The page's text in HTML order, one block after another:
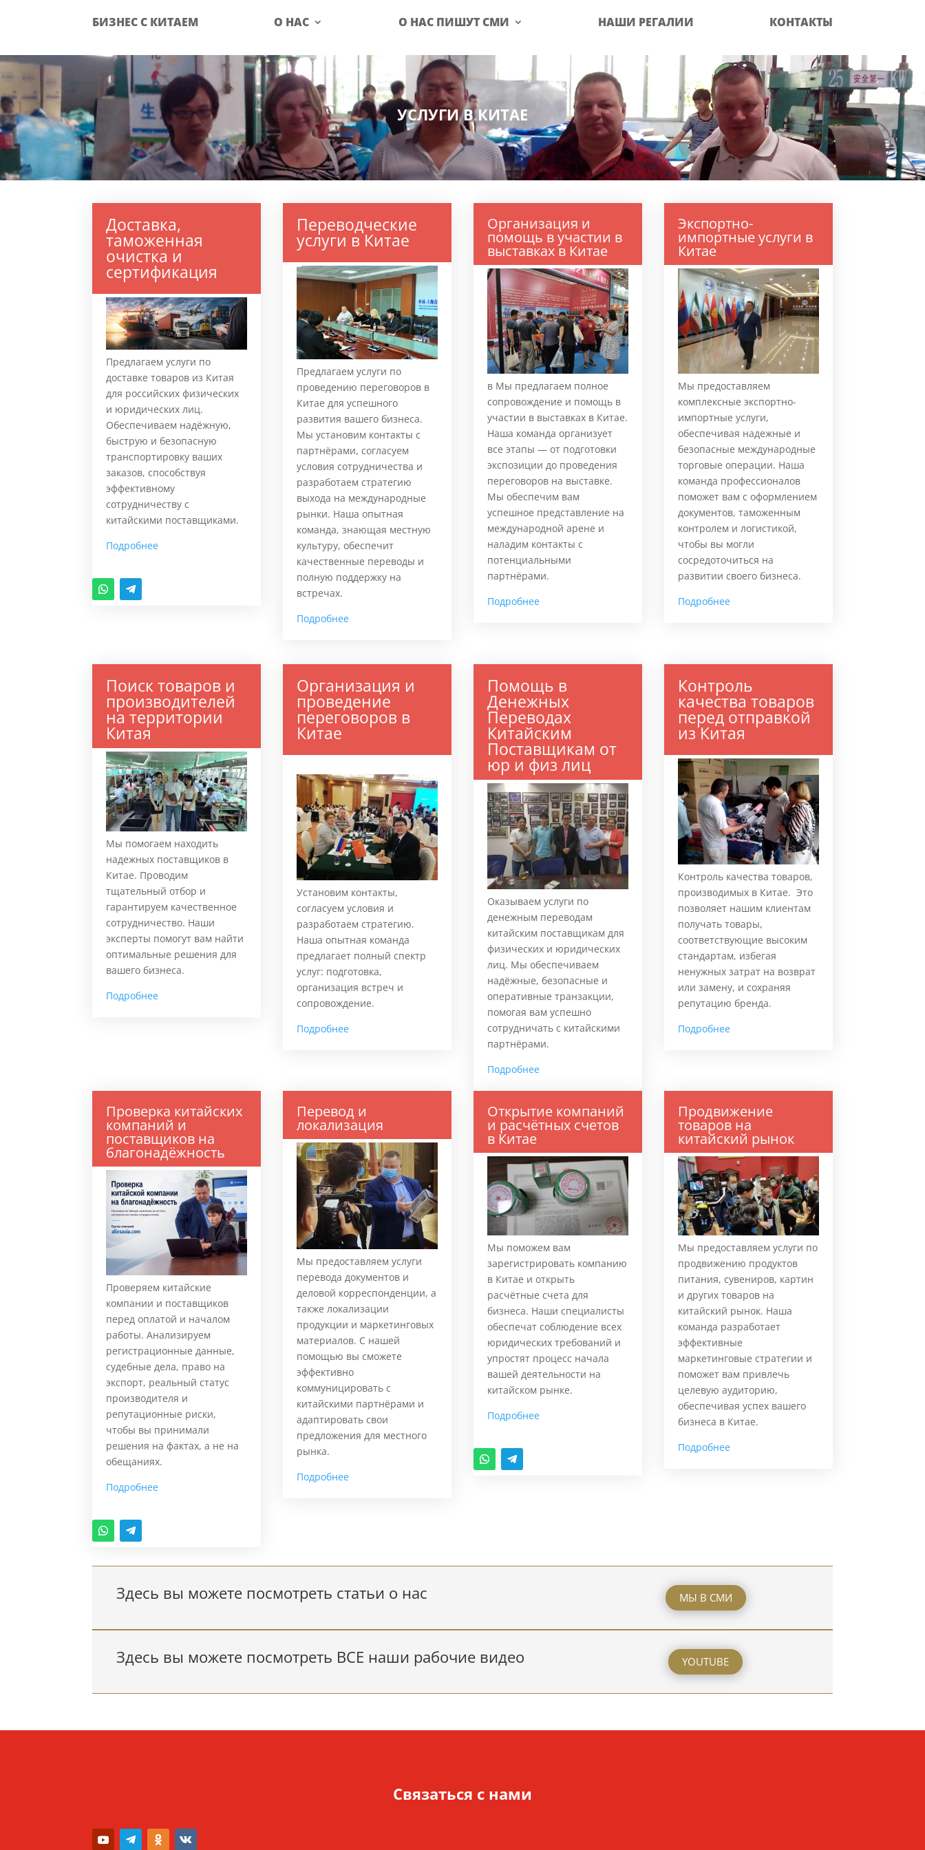
БИЗНЕС С КИТАЕМ О НАС О НАС ПИШУТ СМИ НАШИ РЕГАЛИИ КОНТАКТЫ
УСЛУГИ В КИТАЕ
Доставка,
таможенная
очистка и
сертификация
Предлагаем услуги по
доставке товаров из Китая
для российских физических
и юридических лиц.
Обеспечиваем надёжную,
быструю и безопасную
транспортировку ваших
заказов, способствуя
эффективному
сотрудничеству с
китайскими поставщиками.
Подробнее
Переводческие
услуги в Китае
Предлагаем услуги по
проведению переговоров в
Китае для успешного
развития вашего бизнеса.
Мы установим контакты с
партнёрами, согласуем
условия сотрудничества и
разработаем стратегию
выхода на международные
рынки. Наша опытная
команда, знающая местную
культуру, обеспечит
качественные переводы и
полную поддержку на
встречах.
Подробнее
Организация и
помощь в участии в
выставках в Китае
в Мы предлагаем полное
сопровождение и помощь в
участии в выставках в Китае.
Наша команда организует
все этапы — от подготовки
экспозиции до проведения
переговоров на выставке.
Мы обеспечим вам
успешное представление на
международной арене и
наладим контакты с
потенциальными
партнёрами.
Подробнее
Экспортно-
импортные услуги в
Китае
Мы предоставляем
комплексные экспортно-
импортные услуги,
обеспечивая надежные и
безопасные международные
торговые операции. Наша
команда профессионалов
поможет вам с оформлением
документов, таможенным
контролем и логистикой,
чтобы вы могли
сосредоточиться на
развитии своего бизнеса.
Подробнее
Поиск товаров и
производителей
на территории
Китая
Мы помогаем находить
надежных поставщиков в
Китае. Проводим
тщательный отбор и
гарантируем качественное
сотрудничество. Наши
эксперты помогут вам найти
оптимальные решения для
вашего бизнеса.
Подробнее
Организация и
проведение
переговоров в
Китае
Установим контакты,
согласуем условия и
разработаем стратегию.
Наша опытная команда
предлагает полный спектр
услуг: подготовка,
организация встреч и
сопровождение.
Подробнее
Помощь в
Денежных
Переводах
Китайским
Поставщикам от
юр и физ лиц
Оказываем услуги по
денежным переводам
китайским поставщикам для
физических и юридических
лиц. Мы обеспечиваем
надёжные, безопасные и
оперативные транзакции,
помогая вам успешно
сотрудничать с китайскими
партнёрами.
Подробнее
Контроль
качества товаров
перед отправкой
из Китая
Контроль качества товаров,
производимых в Китае. Это
позволяет нашим клиентам
получать товары,
соответствующие высоким
стандартам, избегая
ненужных затрат на возврат
или замену, и сохраняя
репутацию бренда.
Подробнее
Проверка китайских
компаний и
поставщиков на
благонадёжность
Проверяем китайские
компании и поставщиков
перед оплатой и началом
работы. Анализируем
регистрационные данные,
судебные дела, право на
экспорт, реальный статус
производителя и
репутационные риски,
чтобы вы принимали
решения на фактах, а не на
обещаниях.
Подробнее
Перевод и
локализация
Мы предоставляем услуги
перевода документов и
деловой корреспонденции, а
также локализации
продукции и маркетинговых
материалов. С нашей
помощью вы сможете
эффективно
коммуницировать с
китайскими партнёрами и
адаптировать свои
предложения для местного
рынка.
Подробнее
Открытие компаний
и расчётных счетов
в Китае
Мы поможем вам
зарегистрировать компанию
в Китае и открыть
расчётные счета для
бизнеса. Наши специалисты
обеспечат соблюдение всех
юридических требований и
упростят процесс начала
вашей деятельности на
китайском рынке.
Подробнее
Продвижение
товаров на
китайский рынок
Мы предоставляем услуги по
продвижению продуктов
питания, сувениров, картин
и других товаров на
китайский рынок. Наша
команда разработает
эффективные
маркетинговые стратегии и
поможет вам привлечь
целевую аудиторию,
обеспечивая успех вашего
бизнеса в Китае.
Подробнее
Здесь вы можете посмотреть статьи о нас МЫ В СМИ
Здесь вы можете посмотреть ВСЕ наши рабочие видео YOUTUBE
Связаться с нами